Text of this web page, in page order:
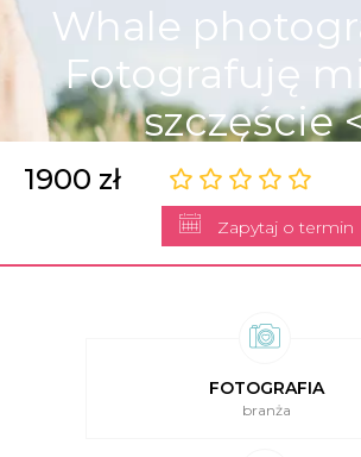
Whale
Fotografuję
szczęście
1900 zł
Zapytaj o termin
FOTOGRAFIA
branża